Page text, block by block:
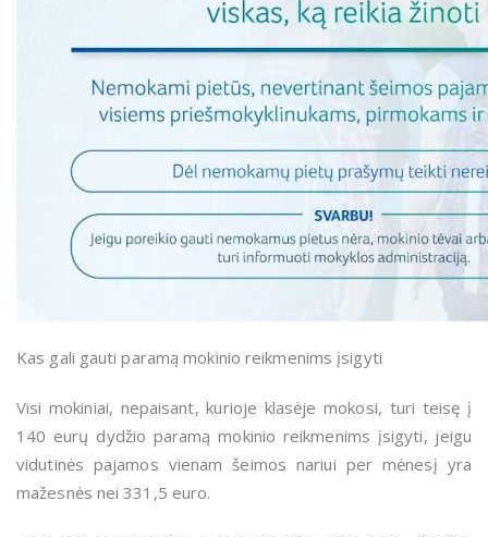
Kas gali gauti paramą mokinio reikmenims įsigyti
Visi mokiniai, nepaisant, kurioje klasėje mokosi, turi teisę į
140 eurų dydžio paramą mokinio reikmenims įsigyti, jeigu
vidutinės pajamos vienam šeimos nariui per mėnesį yra
mažesnės nei 331,5 euro.